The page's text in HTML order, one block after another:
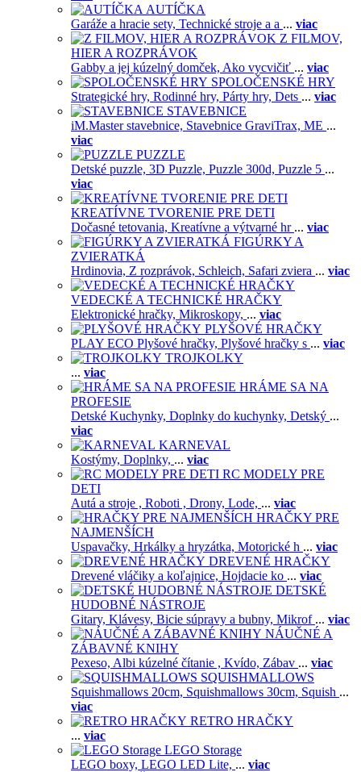
AUTÍČKA
Garáže a hracie sety, Technické stroje a a ... viac
Z FILMOV,
HIER A ROZPRÁVOK
Gabby a jej kúzelný domček, Ako vycvičiť ... viac
SPOLOČENSKÉ HRY
Strategické hry, Rodinné hry, Párty hry, Dets ... viac
STAVEBNICE
iM.Master stavebnice, Stavebnice GraviTrax, ME ...
viac
PUZZLE
Detské puzzle, 3D Puzzle, Puzzle 300d, Puzzle 5 ...
viac
KREATÍVNE TVORENIE PRE DETI
Dočasné tetovania, Kreatívne a výtvarné hr ... viac
FIGÚRKY A
ZVIERATKÁ
Hrdinovia, Z rozprávok, Schleich, Safari zviera ... viac
VEDECKÉ A TECHNICKÉ HRAČKY
Elektronické hračky, Mikroskopy, ... viac
PLYŠOVÉ HRAČKY
PLAY ECO Plyšové hračky, Plyšové hračky s ... viac
TROJKOLKY
... viac
HRÁME SA NA
PROFESIE
Detské Kuchynky, Doplnky do kuchynky, Detský ...
viac
KARNEVAL
Kostýmy, Doplnky, ... viac
RC MODELY PRE
DETI
Autá a stroje , Roboti , Drony, Lode, ... viac
HRAČKY PRE
NAJMENŠÍCH
Uspavačky, Hrkálky a hryzátka, Motorické h ... viac
DREVENÉ HRAČKY
Drevené vláčiky a koľajnice, Hojdacie ko ... viac
DETSKÉ
HUDOBNÉ NÁSTROJE
Gitary, Klávesy, Bicie súpravy a bubny, Mikrof ... viac
NÁUČNÉ A
ZÁBAVNÉ KNIHY
Pexeso, Albi kúzelné čítanie , Kvído, Zábav ... viac
SQUISHMALLOWS
Squishmallows 20cm, Squishmallows 30cm, Squish ...
viac
RETRO HRAČKY
... viac
LEGO Storage
LEGO boxy, LEGO LED Lite, ... viac